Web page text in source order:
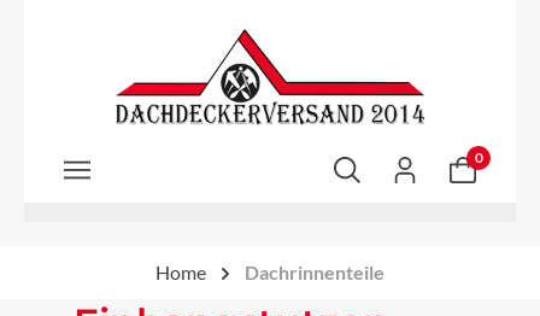
Zum Hauptinhalt springen
0
Home Dachrinnenteile